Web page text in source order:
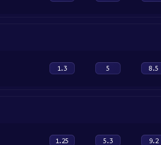
1.3 5 8.5
1.25 5.3 9.2